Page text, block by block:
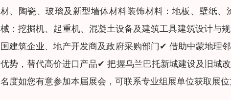
材、陶瓷、玻璃及新型墙体材料装饰材料：地板、壁纸
械：挖掘机、起重机、混凝土设备及建筑工具建筑设计与
国建筑企业、地产开发商及政府采购部门✔ 借助中蒙地理
优势，替代高价进口产品✔ 把握乌兰巴托新城建设及旧城
名度如您有意参加本届展会，可联系专业组展单位获取展位